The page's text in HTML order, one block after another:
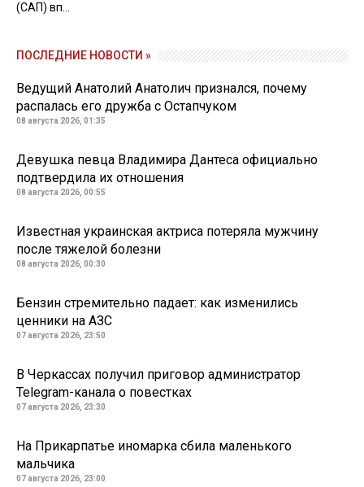
(САП) вп...
ПОСЛЕДНИЕ НОВОСТИ »
Ведущий Анатолий Анатолич признался, почему
распалась его дружба с Остапчуком
08 августа 2026, 01:35
Девушка певца Владимира Дантеса официально
подтвердила их отношения
08 августа 2026, 00:55
Известная украинская актриса потеряла мужчину
после тяжелой болезни
08 августа 2026, 00:30
Бензин стремительно падает: как изменились
ценники на АЗС
07 августа 2026, 23:50
В Черкассах получил приговор администратор
Telegram-канала о повестках
07 августа 2026, 23:30
На Прикарпатье иномарка сбила маленького
мальчика
07 августа 2026, 23:00